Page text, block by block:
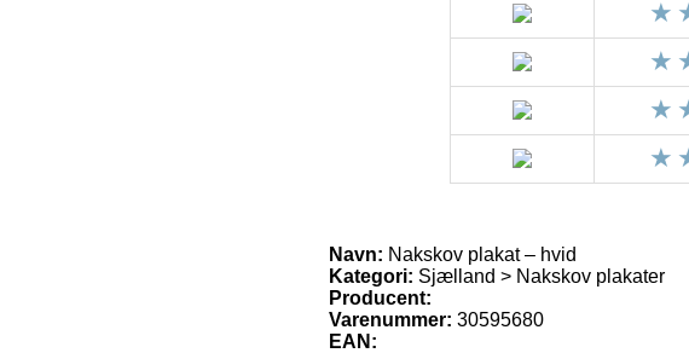
Navn: Nakskov plakat – hvid
Kategori: Sjælland > Nakskov plakater
Producent:
Varenummer: 30595680
EAN: